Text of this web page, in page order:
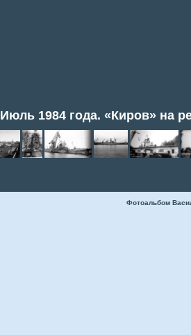
Июль 1984 года. «Киров» на
Фотоальбом